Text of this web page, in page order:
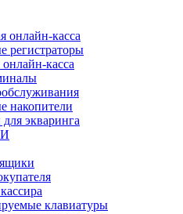
онлайн-касса
регистраторы
касса
накопители
экваринга
клавиатуры